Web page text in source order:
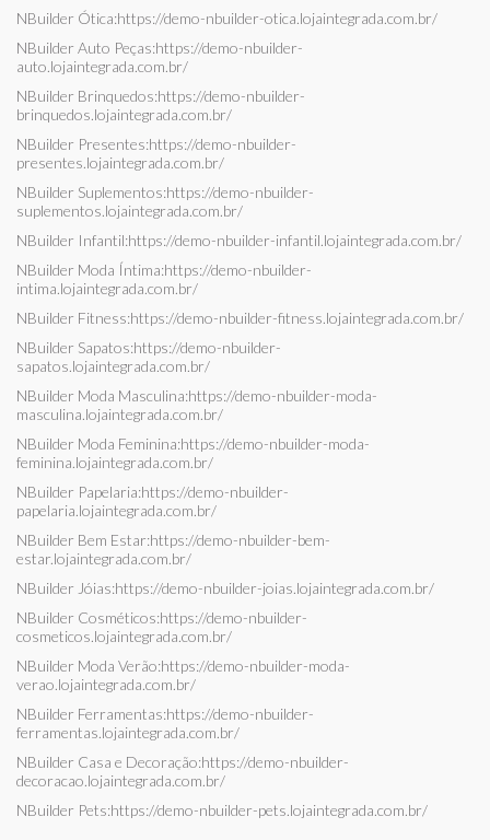
NBuilder Ótica:https://demo-nbuilder-otica.lojaintegrada.com.br/
NBuilder Auto Peças:https://demo-nbuilder-
auto.lojaintegrada.com.br/
NBuilder Brinquedos:https://demo-nbuilder-
brinquedos.lojaintegrada.com.br/
NBuilder Presentes:https://demo-nbuilder-
presentes.lojaintegrada.com.br/
NBuilder Suplementos:https://demo-nbuilder-
suplementos.lojaintegrada.com.br/
NBuilder Infantil:https://demo-nbuilder-infantil.lojaintegrada.com.br/
NBuilder Moda Íntima:https://demo-nbuilder-
intima.lojaintegrada.com.br/
NBuilder Fitness:https://demo-nbuilder-fitness.lojaintegrada.com.br/
NBuilder Sapatos:https://demo-nbuilder-
sapatos.lojaintegrada.com.br/
NBuilder Moda Masculina:https://demo-nbuilder-moda-
masculina.lojaintegrada.com.br/
NBuilder Moda Feminina:https://demo-nbuilder-moda-
feminina.lojaintegrada.com.br/
NBuilder Papelaria:https://demo-nbuilder-
papelaria.lojaintegrada.com.br/
NBuilder Bem Estar:https://demo-nbuilder-bem-
estar.lojaintegrada.com.br/
NBuilder Jóias:https://demo-nbuilder-joias.lojaintegrada.com.br/
NBuilder Cosméticos:https://demo-nbuilder-
cosmeticos.lojaintegrada.com.br/
NBuilder Moda Verão:https://demo-nbuilder-moda-
verao.lojaintegrada.com.br/
NBuilder Ferramentas:https://demo-nbuilder-
ferramentas.lojaintegrada.com.br/
NBuilder Casa e Decoração:https://demo-nbuilder-
decoracao.lojaintegrada.com.br/
NBuilder Pets:https://demo-nbuilder-pets.lojaintegrada.com.br/